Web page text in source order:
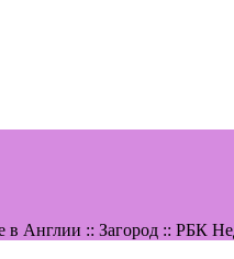
в Англии :: Загород :: РБК